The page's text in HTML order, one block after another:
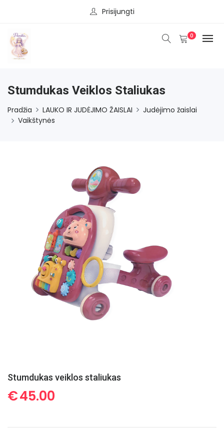
Prisijungti
0
Stumdukas Veiklos Staliukas
Pradžia LAUKO IR JUDĖJIMO ŽAISLAI
Judėjimo žaislai
Vaikštynės
Stumdukas veiklos staliukas
€45.00